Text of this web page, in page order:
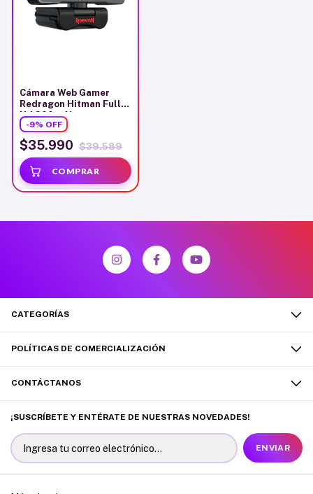
Cámara Web Gamer
Redragon Hitman Full
Hd 30fps Negro
-9% OFF
$35.990 $39.589
CATEGORÍAS
POLÍTICAS DE COMERCIALIZACIÓN
CONTÁCTANOS
¡SUSCRÍBETE Y ENTÉRATE DE NUESTRAS NOVEDADES!